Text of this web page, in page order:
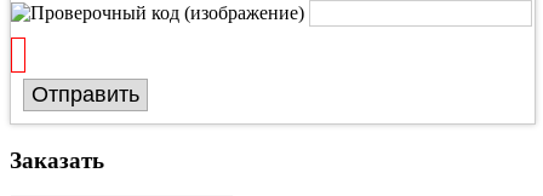
Отправить
Заказать